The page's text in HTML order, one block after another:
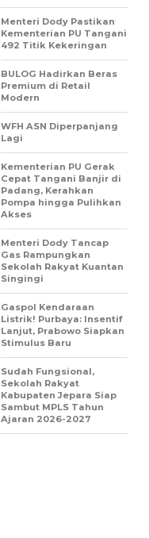
Menteri Dody Pastikan
Kementerian PU Tangani
492 Titik Kekeringan
BULOG Hadirkan Beras
Premium di Retail
Modern
WFH ASN Diperpanjang
Lagi
Kementerian PU Gerak
Cepat Tangani Banjir di
Padang, Kerahkan
Pompa hingga Pulihkan
Akses
Menteri Dody Tancap
Gas Rampungkan
Sekolah Rakyat Kuantan
Singingi
Gaspol Kendaraan
Listrik! Purbaya: Insentif
Lanjut, Prabowo Siapkan
Stimulus Baru
Sudah Fungsional,
Sekolah Rakyat
Kabupaten Jepara Siap
Sambut MPLS Tahun
Ajaran 2026-2027